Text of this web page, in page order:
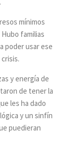
mínimos
familias
poder usar ese
y energía de
de tener la
les ha dado
y un sinfín
puedieran